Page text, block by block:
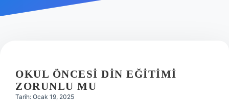
Hakkımızda
OKUL ÖNCESI DIN EĞITIMI
ZORUNLU MU
Tarih: Ocak 19, 2025